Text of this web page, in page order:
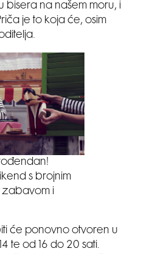
bisera na našem moru, i
je to koja će, osim
s brojnim
i
će ponovno otvoren u
te od 16 do 20 sati.